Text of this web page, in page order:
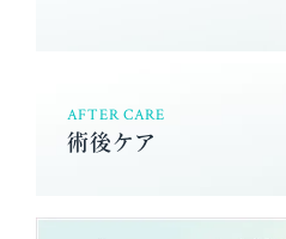
AFTER CARE
術後ケア